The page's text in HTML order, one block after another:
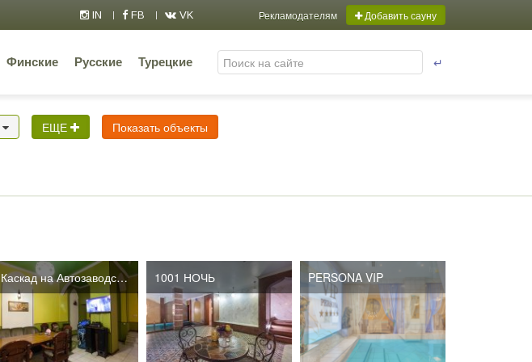
IN FB VK Добавить сауну
Рекламодателям
Финские Русские Турецкие ↵
ЕЩЕ Показать объекты
Каскад на Автозаводской 1001 НОЧЬ PERSONA VIP